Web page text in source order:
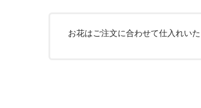
お花はご注文に合わせて仕入れい